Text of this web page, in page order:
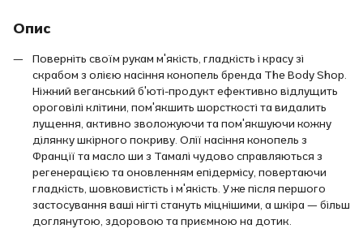
Опис
Поверніть своїм рукам м'якість, гладкість і красу зі
скрабом з олією насіння конопель бренда The Body Shop.
Ніжний веганський б'юті-продукт ефективно відлущить
ороговілі клітини, пом'якшить шорсткості та видалить
лущення, активно зволожуючи та пом'якшуючи кожну
ділянку шкірного покриву. Олії насіння конопель з
Франції та масло ши з Тамалі чудово справляються з
регенерацією та оновленням епідермісу, повертаючи
гладкість, шовковистість і м'якість. Уже після першого
застосування ваші нігті стануть міцнішими, а шкіра — більш
доглянутою, здоровою та приємною на дотик.